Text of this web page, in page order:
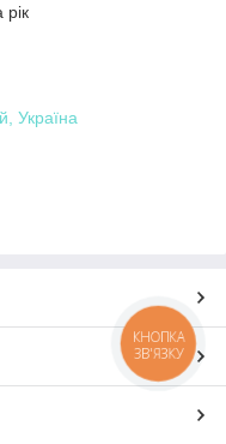
рік
Україна
КНОПКА
ЗВ'ЯЗКУ